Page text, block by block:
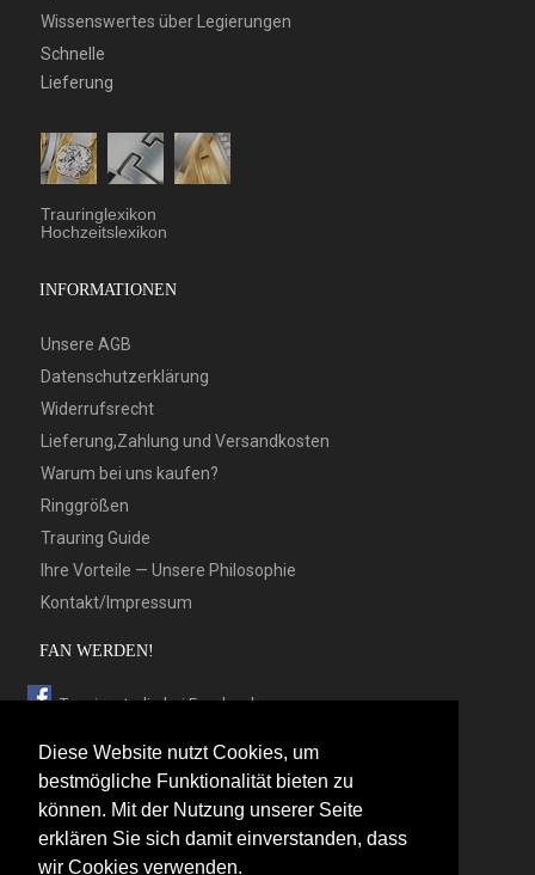
Diese Website nutzt Cookies, um
bestmögliche Funktionalität bieten zu
können. Mit der Nutzung unserer Seite
erklären Sie sich damit einverstanden, dass
wir Cookies verwenden.
Wissenswertes über Legierungen
Schnelle
Lieferung
Trauringlexikon
Hochzeitslexikon
INFORMATIONEN
Unsere AGB
Datenschutzerklärung
Widerrufsrecht
Lieferung,Zahlung und Versandkosten
Warum bei uns kaufen?
Ringgrößen
Trauring Guide
Ihre Vorteile — Unsere Philosophie
Kontakt/Impressum
FAN WERDEN!
Trauringstudio bei Facebook
Trauringstudio bei Twitter
Trauringstudio bei Pinterest
Trauringstudio bei flickr